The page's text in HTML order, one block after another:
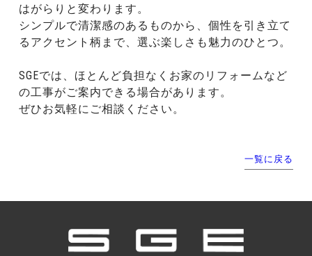
はがらりと変わります。
シンプルで清潔感のあるものから、個性を引き立て
るアクセント柄まで、選ぶ楽しさも魅力のひとつ。
SGEでは、ほとんど負担なくお家のリフォームなど
の工事がご案内できる場合があります。
ぜひお気軽にご相談ください。
一覧に戻る